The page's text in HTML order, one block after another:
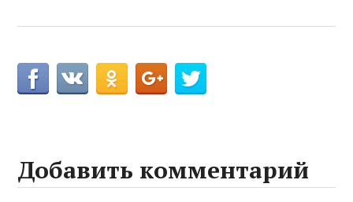
Добавить комментарий